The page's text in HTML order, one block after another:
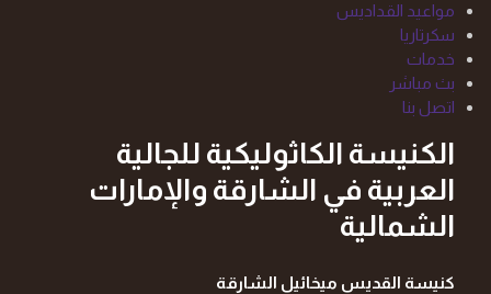
مواعيد القداديس
سكرتاريا
خدمات
بث مباشر
اتصل بنا
الكنيسة الكاثوليكية للجالية
العربية في الشارقة والإمارات
الشمالية
كنيسة القديس ميخائيل الشارقة